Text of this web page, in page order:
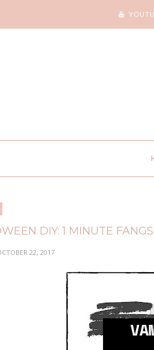
DIY: 1 MINUTE FANGS
22, 2017